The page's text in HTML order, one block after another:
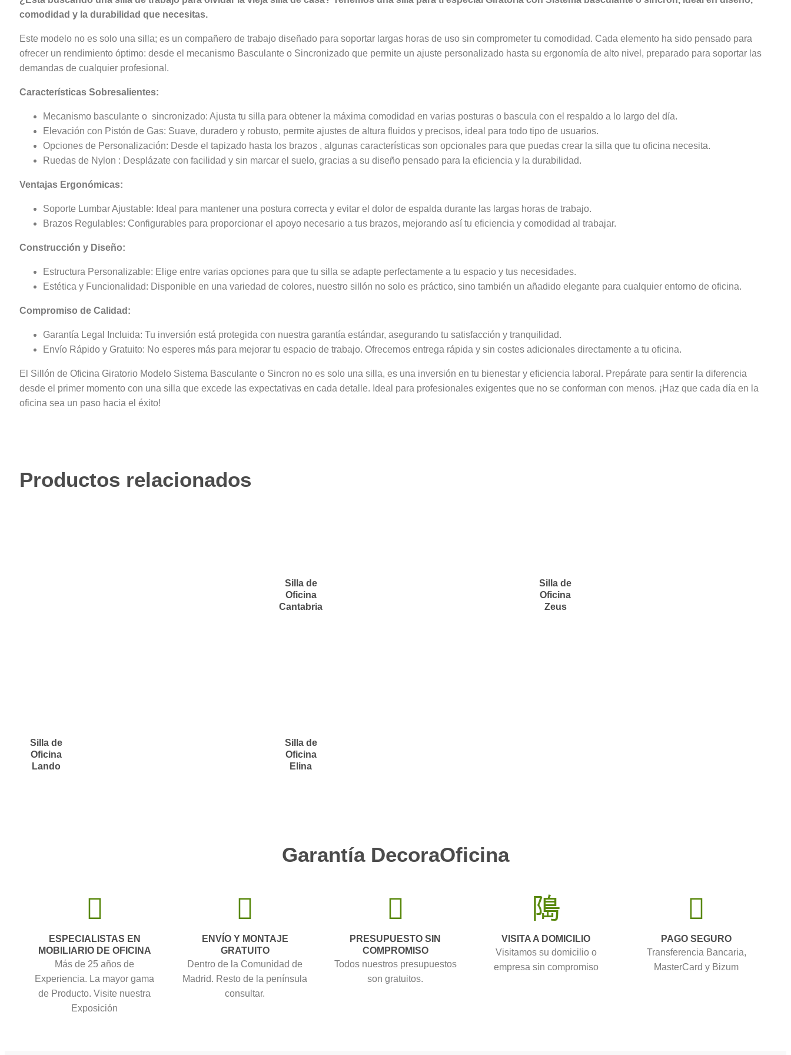
comodidad y la durabilidad que necesitas.
Este modelo no es solo una silla; es un compañero de trabajo diseñado para soportar largas horas de uso sin comprometer tu comodidad. Cada elemento ha sido pensado para
ofrecer un rendimiento óptimo: desde el mecanismo Basculante o Sincronizado que permite un ajuste personalizado hasta su ergonomía de alto nivel, preparado para soportar las
demandas de cualquier profesional.
Características Sobresalientes:
Mecanismo basculante o sincronizado: Ajusta tu silla para obtener la máxima comodidad en varias posturas o bascula con el respaldo a lo largo del día.
Elevación con Pistón de Gas: Suave, duradero y robusto, permite ajustes de altura fluidos y precisos, ideal para todo tipo de usuarios.
Opciones de Personalización: Desde el tapizado hasta los brazos , algunas características son opcionales para que puedas crear la silla que tu oficina necesita.
Ruedas de Nylon : Desplázate con facilidad y sin marcar el suelo, gracias a su diseño pensado para la eficiencia y la durabilidad.
Ventajas Ergonómicas:
Soporte Lumbar Ajustable: Ideal para mantener una postura correcta y evitar el dolor de espalda durante las largas horas de trabajo.
Brazos Regulables: Configurables para proporcionar el apoyo necesario a tus brazos, mejorando así tu eficiencia y comodidad al trabajar.
Construcción y Diseño:
Estructura Personalizable: Elige entre varias opciones para que tu silla se adapte perfectamente a tu espacio y tus necesidades.
Estética y Funcionalidad: Disponible en una variedad de colores, nuestro sillón no solo es práctico, sino también un añadido elegante para cualquier entorno de oficina.
Compromiso de Calidad:
Garantía Legal Incluida: Tu inversión está protegida con nuestra garantía estándar, asegurando tu satisfacción y tranquilidad.
Envío Rápido y Gratuito: No esperes más para mejorar tu espacio de trabajo. Ofrecemos entrega rápida y sin costes adicionales directamente a tu oficina.
El Sillón de Oficina Giratorio Modelo Sistema Basculante o Sincron no es solo una silla, es una inversión en tu bienestar y eficiencia laboral. Prepárate para sentir la diferencia
desde el primer momento con una silla que excede las expectativas en cada detalle. Ideal para profesionales exigentes que no se conforman con menos. ¡Haz que cada día en la
oficina sea un paso hacia el éxito!
Productos relacionados
Silla de
Oficina
Cantabria
Silla de
Oficina
Zeus
Silla de
Oficina
Lando
Silla de
Oficina
Elina
Garantía DecoraOficina
ESPECIALISTAS EN
MOBILIARIO DE OFICINA
Más de 25 años de
Experiencia. La mayor gama
de Producto. Visite nuestra
Exposición
ENVÍO Y MONTAJE
GRATUITO
Dentro de la Comunidad de
Madrid. Resto de la península
consultar.
PRESUPUESTO SIN
COMPROMISO
Todos nuestros presupuestos
son gratuitos.
VISITA A DOMICILIO
Visitamos su domicilio o
empresa sin compromiso
PAGO SEGURO
Transferencia Bancaria,
MasterCard y Bizum